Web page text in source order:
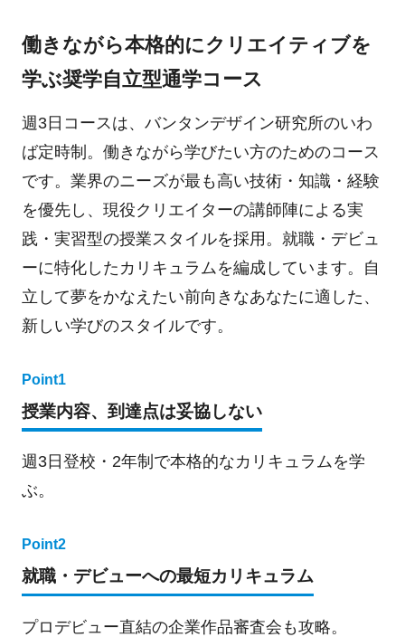
働きながら本格的にクリエイティブを
学ぶ奨学自立型通学コース
週3日コースは、バンタンデザイン研究所のいわ
ば定時制。働きながら学びたい方のためのコース
です。業界のニーズが最も高い技術・知識・経験
を優先し、現役クリエイターの講師陣による実
践・実習型の授業スタイルを採用。就職・デビュ
ーに特化したカリキュラムを編成しています。自
立して夢をかなえたい前向きなあなたに適した、
新しい学びのスタイルです。
Point1
授業内容、到達点は妥協しない
週3日登校・2年制で本格的なカリキュラムを学
ぶ。
Point2
就職・デビューへの最短カリキュラム
プロデビュー直結の企業作品審査会も攻略。